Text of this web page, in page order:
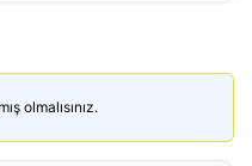
olmalısınız.